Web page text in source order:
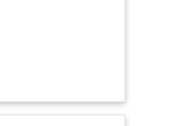
pour une
Données